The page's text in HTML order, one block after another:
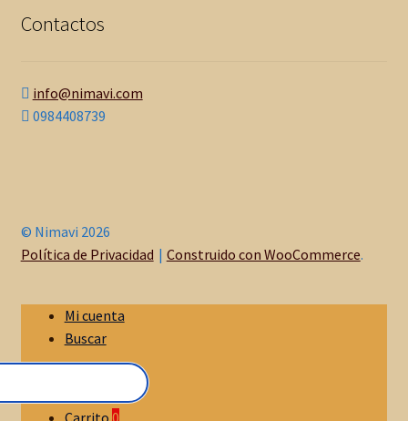
Contactos
info@nimavi.com
0984408739
© Nimavi 2026
Política de Privacidad
Construido con WooCommerce.
Mi cuenta
Buscar
Carrito 0